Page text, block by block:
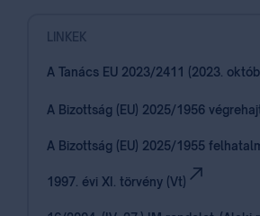
LINKEK
A Tanács EU 2023/2411 (2023.
A Bizottság (EU) 2025/1956
A Bizottság (EU) 2025/1955
1997. évi XI. törvény (Vt)